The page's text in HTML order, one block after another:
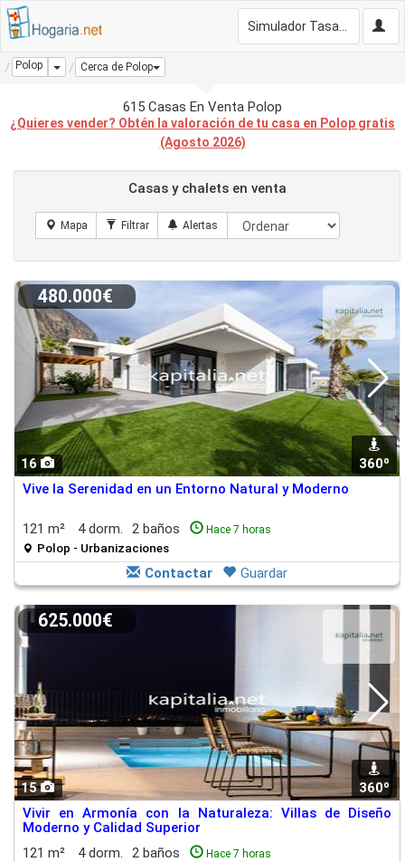
Polop Dropdown
Cerca de Polop
615 Casas En Venta Polop
¿Quieres vender? Obtén la valoración de tu casa en Polop gratis
(Agosto 2026)
Casas y chalets en venta
16 360º
480.000€
Vive la Serenidad en un Entorno Natural y Moderno
121 m² 4 dorm. 2 baños Hace 7 horas
Polop - Urbanizaciones
Contactar Guardar
15 360º
625.000€
Vivir en Armonía con la Naturaleza: Villas de Diseño
Moderno y Calidad Superior
121 m²
4 dorm. 2 baños Hace 7 horas